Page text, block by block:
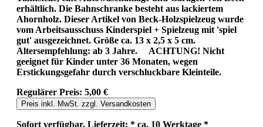
erhältlich. Die Bahnschranke besteht aus lackiertem
Ahornholz. Dieser Artikel von Beck-Holzspielzeug wurde
vom Arbeitsausschuss Kinderspiel + Spielzeug mit 'spiel
gut' ausgezeichnet. Größe ca. 13 x 2,5 x 5 cm.
Altersempfehlung: ab 3 Jahre. ACHTUNG! Nicht
geeignet für Kinder unter 36 Monaten, wegen
Erstickungsgefahr durch verschluckbare Kleinteile.
Regulärer Preis: 5,00 €
Preis inkl. MwSt. zzgl. Versandkosten
Sofort verfügbar, Lieferzeit: * ca. 10 Werktage *